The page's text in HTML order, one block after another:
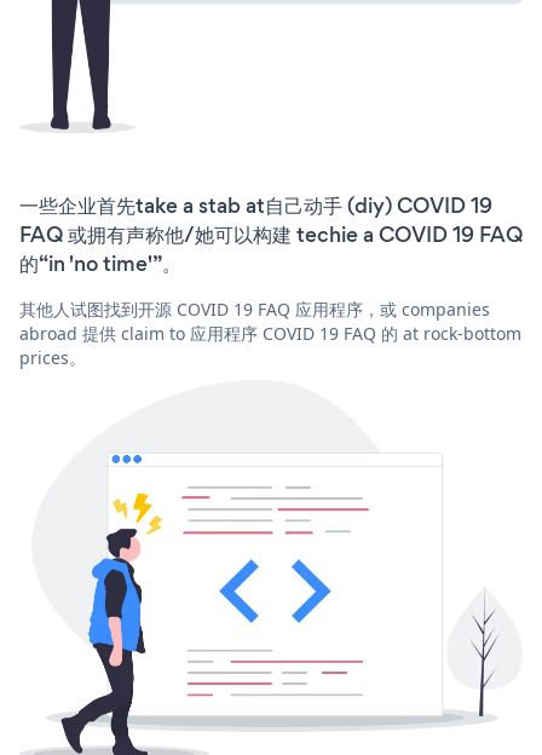
一些企业首先take a stab at自己动手 (diy) COVID 19
FAQ 或拥有声称他/她可以构建 techie a COVID 19 FAQ
的“in 'no time'”。
其他人试图找到开源 COVID 19 FAQ 应用程序，或 companies
abroad 提供 claim to 应用程序 COVID 19 FAQ 的 at rock-bottom
prices。